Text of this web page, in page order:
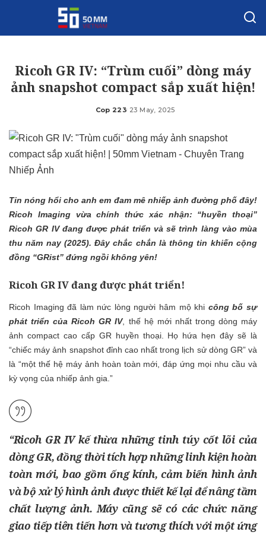
Ricoh GR IV: “Trùm cuối” dòng máy
ảnh snapshot compact sắp xuất hiện!
Posted
Cop 223 23 May, 2025
Tin nóng hổi cho anh em đam mê nhiếp ảnh đường phố đây!
Ricoh Imaging vừa chính thức xác nhận: “huyền thoại”
Ricoh GR IV đang được phát triển và sẽ trình làng vào mùa
thu năm nay (2025). Đây chắc chắn là thông tin khiến cộng
đồng “GRist” đứng ngồi không yên!
Ricoh GR IV đang được phát triển!
Ricoh Imaging đã làm nức lòng người hâm mộ khi công bố sự
phát triển của Ricoh GR IV, thế hệ mới nhất trong dòng máy
ảnh compact cao cấp GR huyền thoại. Họ hứa hẹn đây sẽ là
“chiếc máy ảnh snapshot đỉnh cao nhất trong lịch sử dòng GR” và
là “một thế hệ máy ảnh hoàn toàn mới, đáp ứng mọi nhu cầu và
kỳ vọng của nhiếp ảnh gia.”
“Ricoh GR IV kế thừa những tinh túy cốt lõi của
dòng GR, đồng thời tích hợp những linh kiện hoàn
toàn mới, bao gồm ống kính, cảm biến hình ảnh
và bộ xử lý hình ảnh được thiết kế lại để nâng tầm
chất lượng ảnh. Máy cũng sẽ có các chức năng
giao tiếp tiên tiến hơn và tương thích với một ứng